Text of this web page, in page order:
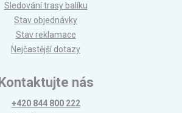
Sledování trasy balíku
Stav objednávky
Stav reklamace
Nejčastější dotazy
Kontaktujte nás
+420 844 800 222